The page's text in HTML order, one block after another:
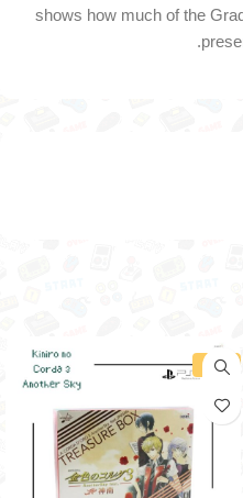
shows how much of the
-19%